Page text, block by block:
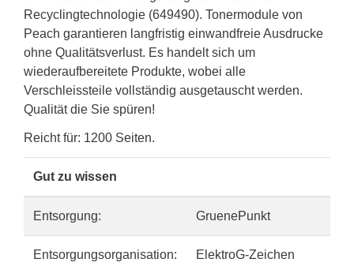
Recyclingtechnologie (649490). Tonermodule von
Peach garantieren langfristig einwandfreie Ausdrucke
ohne Qualitätsverlust. Es handelt sich um
wiederaufbereitete Produkte, wobei alle
Verschleissteile vollständig ausgetauscht werden.
Qualität die Sie spüren!
Reicht für: 1200 Seiten.
Gut zu wissen
Entsorgung: GruenePunkt
Entsorgungsorganisation: ElektroG-Zeichen